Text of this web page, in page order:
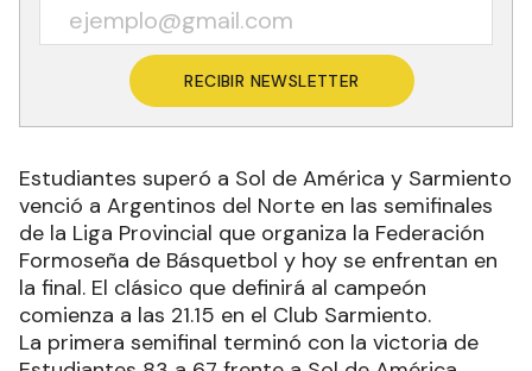
RECIBIR NEWSLETTER
Estudiantes superó a Sol de América y Sarmiento
venció a Argentinos del Norte en las semifinales
de la Liga Provincial que organiza la Federación
Formoseña de Básquetbol y hoy se enfrentan en
la final. El clásico que definirá al campeón
comienza a las 21.15 en el Club Sarmiento.
La primera semifinal terminó con la victoria de